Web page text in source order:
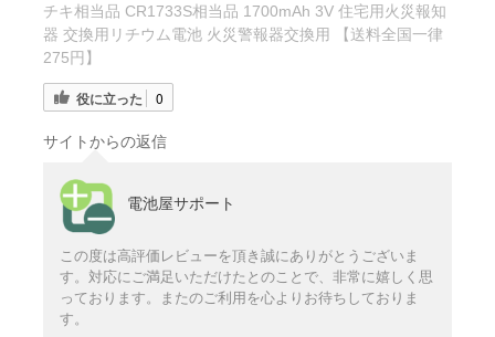
チキ相当品 CR1733S相当品 1700mAh 3V 住宅用火災報知
器 交換用リチウム電池 火災警報器交換用 【送料全国一律
275円】
役に立った 0
サイトからの返信
電池屋サポート
この度は高評価レビューを頂き誠にありがとうございま
す。対応にご満足いただけたとのことで、非常に嬉しく思
っております。またのご利用を心よりお待ちしておりま
す。